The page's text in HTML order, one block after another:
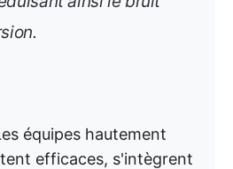
équipes hautement
efficaces, s'intègrent